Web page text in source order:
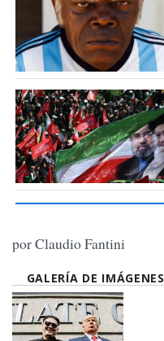
por Claudio Fantini
GALERÍA DE IMÁGENES